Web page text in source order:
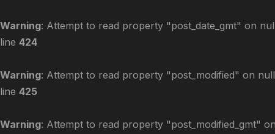
Warning: Attempt to read property "post_date_gmt" on
line 424
Warning: Attempt to read property "post_modified" on
line 425
Warning: Attempt to read property "post_modified_gmt"